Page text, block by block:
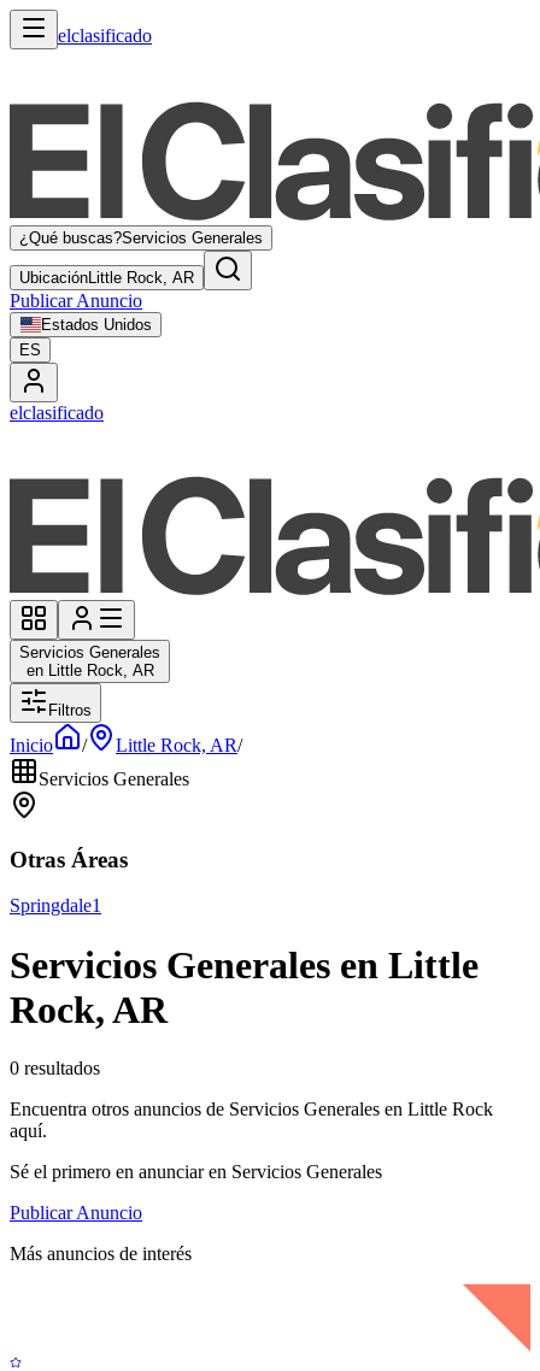
elclasificado
¿Qué buscas?Servicios Generales
UbicaciónLittle Rock, AR
Publicar Anuncio
Estados Unidos
ES
elclasificado
Servicios Generales
en Little Rock, AR
Filtros
Inicio / Little Rock, AR/
Servicios Generales
Otras Áreas
Springdale1
Servicios Generales en Little
Rock, AR
0 resultados
Encuentra otros anuncios de Servicios Generales en Little Rock
aquí.
Sé el primero en anunciar en Servicios Generales
Publicar Anuncio
Más anuncios de interés